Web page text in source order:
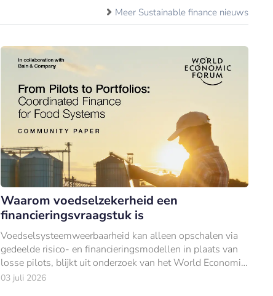
Meer Sustainable finance nieuws
Waarom voedselzekerheid een
financieringsvraagstuk is
Voedselsysteemweerbaarheid kan alleen opschalen via
gedeelde risico- en financieringsmodellen in plaats van
losse pilots, blijkt uit onderzoek van het World Economic
Forum en Bain & Company.
03 juli 2026